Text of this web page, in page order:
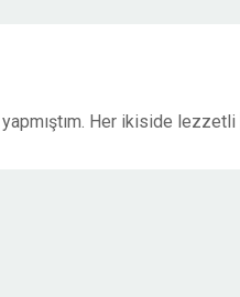
Her ikiside lezzetli